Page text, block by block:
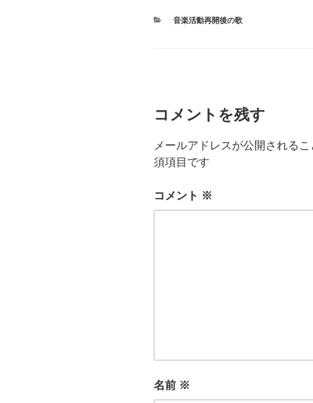
カ
音楽活動再開後の歌
コメントを残す
メールアドレスが公開されるこ
須項目です
コメント ※
名前 ※